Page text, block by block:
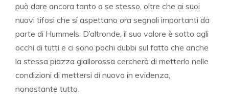
può dare ancora tanto a se stesso, oltre che ai suoi
nuovi tifosi che si aspettano ora segnali importanti da
parte di Hummels. D’altronde, il suo valore è sotto agli
occhi di tutti e ci sono pochi dubbi sul fatto che anche
la stessa piazza giallorossa cercherà di metterlo nelle
condizioni di mettersi di nuovo in evidenza,
nonostante tutto.